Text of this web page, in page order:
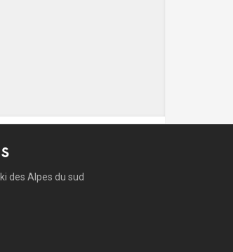
des Alpes du sud